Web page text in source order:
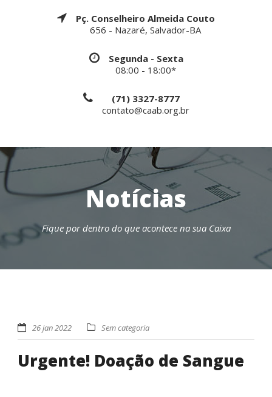
Pç. Conselheiro Almeida Couto
656 - Nazaré, Salvador-BA
Segunda - Sexta
08:00 - 18:00*
(71) 3327-8777
contato@caab.org.br
Notícias
Fique por dentro do que acontece na sua Caixa
26 jan 2022 Sem categoria
Urgente! Doação de Sangue